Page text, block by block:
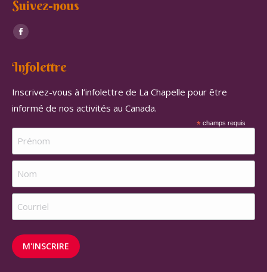
Suivez-nous
Trouvez nous sur :
Facebook
opens
Infolettre
Inscrivez-vous à l’infolettre de La Chapelle pour être
informé de nos activités au Canada.
*champs requis